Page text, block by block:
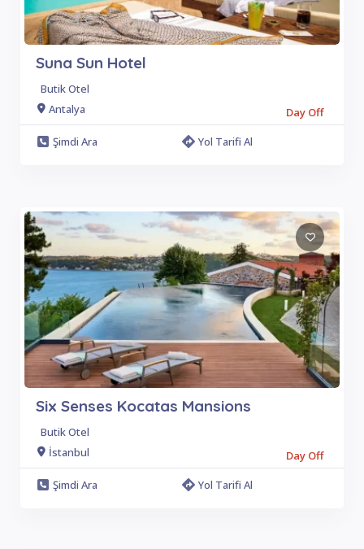
Suna Sun Hotel
Butik Otel
Antalya
Day Off
Şimdi Ara
Yol Tarifi Al
Six Senses Kocatas Mansions
Butik Otel
İstanbul
Day Off
Şimdi Ara
Yol Tarifi Al